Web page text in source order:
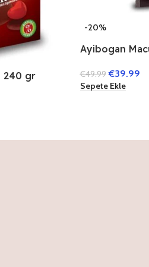
240 gr
-20%
Ayibogan
€49.99 €39.99
Sepete Ekle